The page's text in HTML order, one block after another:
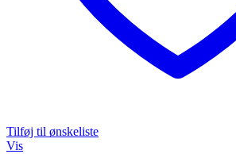
Tilføj til ønskeliste
Vis